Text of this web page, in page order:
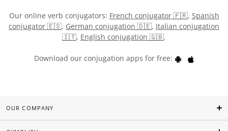
Our online verb conjugators: French conjugator 🇫🇷, Spanish
conjugator 🇪🇸, German conjugation 🇩🇪, Italian conjugation
🇮🇹, English conjugation 🇬🇧.
Download our conjugation apps for free:
OUR COMPANY